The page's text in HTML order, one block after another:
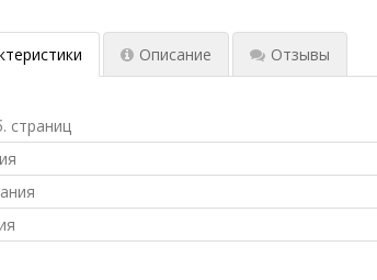
Описание Отзывы
страниц